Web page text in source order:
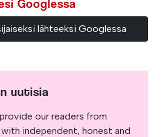
Googlessa
lähteeksi Googlessa
uutisia
our readers from
independent, honest and